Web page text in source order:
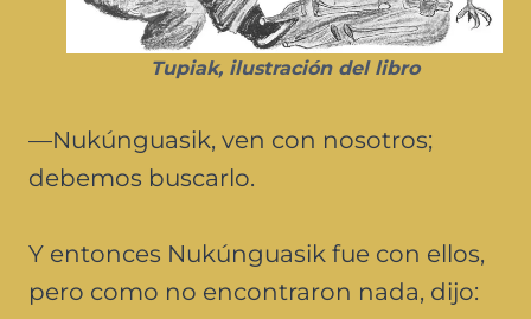
Tupiak, ilustración del libro
—Nukúnguasik, ven con nosotros;
debemos buscarlo.
Y entonces Nukúnguasik fue con ellos,
pero como no encontraron nada, dijo: